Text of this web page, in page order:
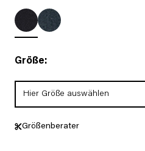
Größe:
Hier Größe auswählen
Größenberater